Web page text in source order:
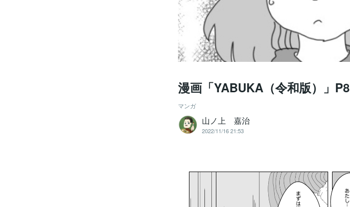
漫画「YABUKA（令和版）」P8
マンガ
山ノ上 嘉治
2022/11/16 21:53